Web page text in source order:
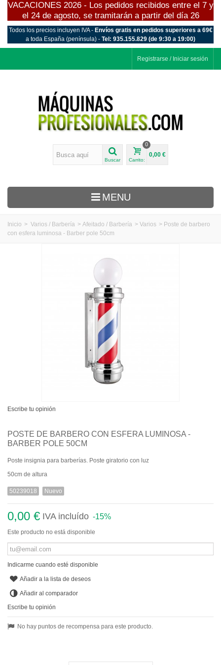
VACACIONES 2026 - Los pedidos recibidos entre el 7 y
el 24 de agosto, se tramitarán a partir del día 26
Todos los precios incluyen IVA - Envíos gratis en pedidos superiores a 69€
a toda España (península) - Tel: 935.155.829 (de 9:30 a 19:00)
Registrarse / Iniciar sesión
Buscar Carrito:
0
0,00 €
MENU
Inicio > Varios / Barbería > Afeitado / Barbería > Varios > Poste de barbero
con esfera luminosa - Barber pole 50cm
Escribe tu opinión
POSTE DE BARBERO CON ESFERA LUMINOSA -
BARBER POLE 50CM
Poste insignia para barberías. Poste giratorio con luz
50cm de altura
50239018 Nuevo
0,00 € IVA incluído -15%
Este producto no está disponible
Indicarme cuando esté disponible
Añadir a la lista de deseos
Añadir al comparador
Escribe tu opinión
No hay puntos de recompensa para este producto.